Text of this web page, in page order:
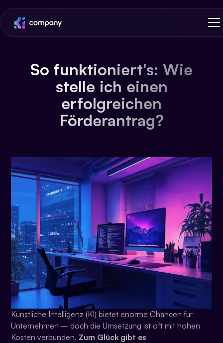
So funktioniert's: Wie
stelle ich einen
erfolgreichen
Förderantrag?
Künstliche Intelligenz (KI) bietet enorme Chancen für
Unternehmen – doch die Umsetzung ist oft mit hohen
Kosten verbunden. Zum Glück gibt es